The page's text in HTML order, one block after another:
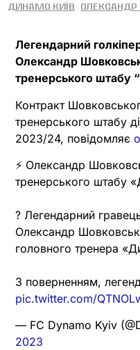
Динамо Київ
Легендарний
Олександр
тренерського штабу
Контракт
тренерського штабу
2023/24, повідомляє
⚡️ Олександр
тренерського штабу
? Легендарний
Олександр
головного тренера
З поверненням,
pic.twitter.com/
— FC Dynamo Kyiv
2023